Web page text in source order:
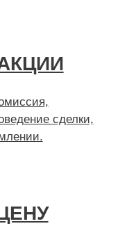
сделки,